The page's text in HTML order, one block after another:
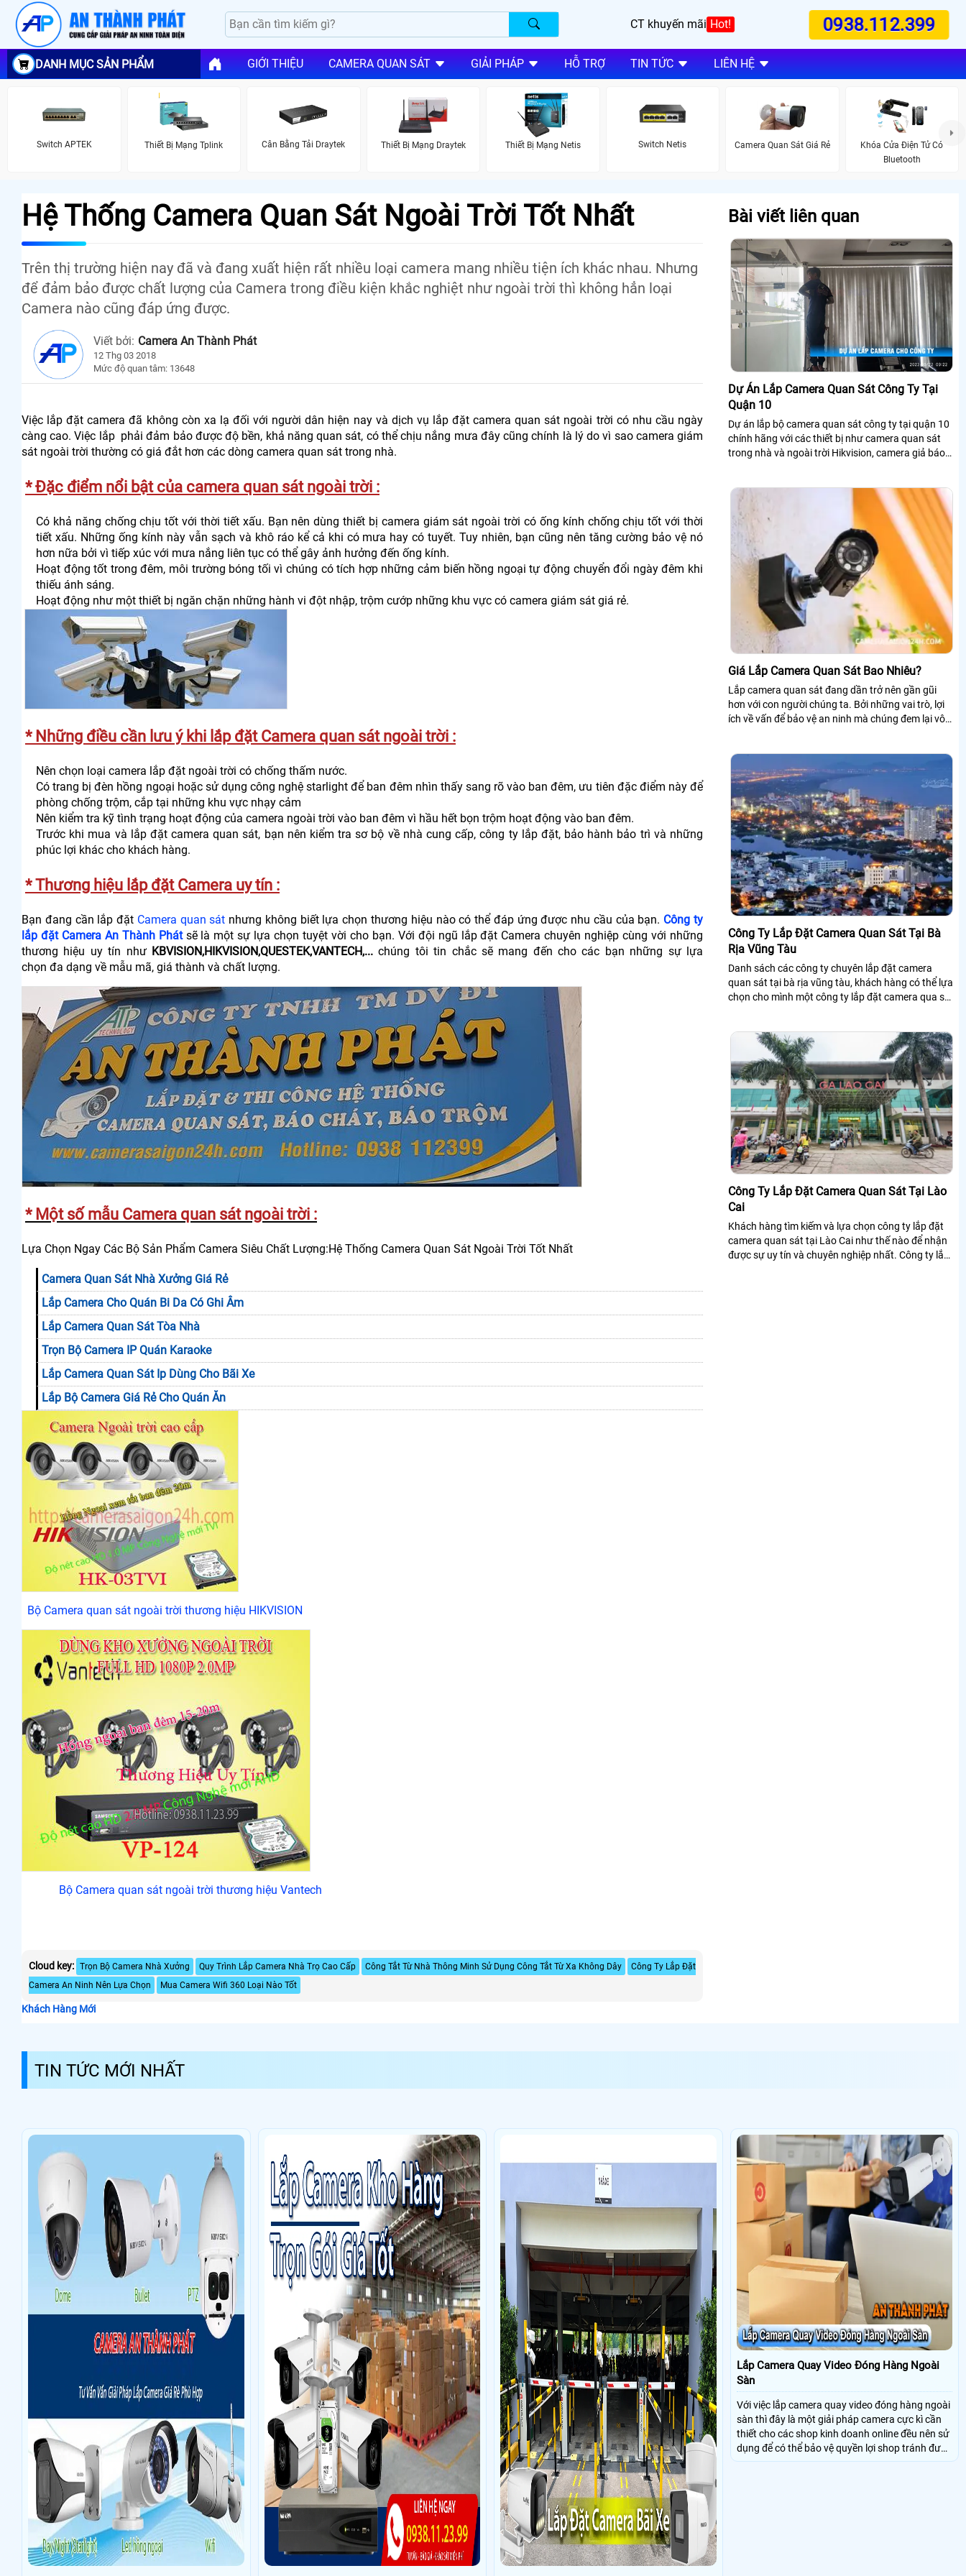
CT khuyến mãi Hot! 0938.112.399
DANH MỤC SẢN PHẨM GIỚI THIỆU CAMERA QUAN SÁT GIẢI PHÁP HỖ TRỢ TIN TỨC LIÊN HỆ
Switch APTEK Thiết Bị Mạng Tplink Cân Bằng Tải Draytek Thiết Bị Mạng Draytek Thiết Bị Mạng Netis Switch Netis Camera Quan Sát Giá Rẻ
Khóa Cửa Điện Tử Có
Bluetooth
Hệ Thống Camera Quan Sát Ngoài Trời Tốt Nhất
Trên thị trường hiện nay đã và đang xuất hiện rất nhiều loại camera mang nhiều tiện ích khác nhau. Nhưng
để đảm bảo được chất lượng của Camera trong điều kiện khắc nghiệt như ngoài trời thì không hẳn loại
Camera nào cũng đáp ứng được.
Viết bởi: Camera An Thành Phát
12 Thg 03 2018
Mức độ quan tâm: 13648
Việc lắp đặt camera đã không còn xa lạ đối với người dân hiện nay và dịch vụ lắp đặt camera quan sát ngoài trời có nhu cầu ngày
càng cao. Việc lắp phải đảm bảo được độ bền, khả năng quan sát, có thể chịu nắng mưa đây cũng chính là lý do vì sao camera giám
sát ngoài trời thường có giá đắt hơn các dòng camera quan sát trong nhà.
* Đặc điểm nổi bật của camera quan sát ngoài trời :
Có khả năng chống chịu tốt với thời tiết xấu. Bạn nên dùng thiết bị camera giám sát ngoài trời có ống kính chống chịu tốt với thời
tiết xấu. Những ống kính này vẫn sạch và khô ráo kể cả khi có mưa hay có tuyết. Tuy nhiên, bạn cũng nên tăng cường bảo vệ nó
hơn nữa bởi vì tiếp xúc với mưa nắng liên tục có thể gây ảnh hưởng đến ống kính.
Hoạt động tốt trong đêm, môi trường bóng tối vì chúng có tích hợp những cảm biến hồng ngoại tự động chuyển đổi ngày đêm khi
thiếu ánh sáng.
Hoạt động như một thiết bị ngăn chặn những hành vi đột nhập, trộm cướp những khu vực có camera giám sát giá rẻ.
* Những điều cần lưu ý khi lắp đặt Camera quan sát ngoài trời :
Nên chọn loại camera lắp đặt ngoài trời có chống thấm nước.
Có trang bị đèn hồng ngoại hoặc sử dụng công nghệ starlight để ban đêm nhìn thấy sang rõ vào ban đêm, ưu tiên đặc điểm này để
phòng chống trộm, cắp tại những khu vực nhạy cảm
Nên kiểm tra kỹ tình trạng hoạt động của camera ngoài trời vào ban đêm vì hầu hết bọn trộm hoạt động vào ban đêm.
Trước khi mua và lắp đặt camera quan sát, bạn nên kiểm tra sơ bộ về nhà cung cấp, công ty lắp đặt, bảo hành bảo trì và những
phúc lợi khác cho khách hàng.
* Thương hiệu lắp đặt Camera uy tín :
Bạn đang cần lắp đặt Camera quan sát nhưng không biết lựa chọn thương hiệu nào có thể đáp ứng được nhu cầu của bạn. Công ty
lắp đặt Camera An Thành Phát sẽ là một sự lựa chọn tuyệt vời cho bạn. Với đội ngũ lắp đặt Camera chuyên nghiệp cùng với những
thương hiệu uy tín như KBVISION,HIKVISION,QUESTEK,VANTECH,...chúng tôi tin chắc sẽ mang đến cho các bạn những sự lựa
chọn đa dạng về mẫu mã, giá thành và chất lượng.
* Một số mẫu Camera quan sát ngoài trời :
Lựa Chọn Ngay Các Bộ Sản Phẩm Camera Siêu Chất Lượng:Hệ Thống Camera Quan Sát Ngoài Trời Tốt Nhất
Camera Quan Sát Nhà Xưởng Giá Rẻ
Lắp Camera Cho Quán Bi Da Có Ghi Âm
Lắp Camera Quan Sát Tòa Nhà
Trọn Bộ Camera IP Quán Karaoke
Lắp Camera Quan Sát Ip Dùng Cho Bãi Xe
Lắp Bộ Camera Giá Rẻ Cho Quán Ăn
Bộ Camera quan sát ngoài trời thương hiệu HIKVISION
Bộ Camera quan sát ngoài trời thương hiệu Vantech
Cloud key: Trọn Bộ Camera Nhà Xưởng Quy Trình Lắp Camera Nhà Trọ Cao Cấp Công Tắt Từ Nhà Thông Minh Sử Dụng Công Tắt Từ Xa Không Dây
Công Ty Lắp Đặt
Camera An Ninh Nên Lựa Chọn
Mua Camera Wifi 360 Loại Nào Tốt
Khách Hàng Mới
Bài viết liên quan
Dự Án Lắp Camera Quan Sát Công Ty Tại
Quận 10
Dự án lắp bộ camera quan sát công ty tại quận 10
chính hãng với các thiết bị như camera quan sát
trong nhà và ngoài trời Hikvision, camera giả báo
Giá Lắp Camera Quan Sát Bao Nhiêu?
Lắp camera quan sát đang dần trở nên gần gũi
hơn với con người chúng ta. Bởi những vai trò, lợi
ích về vấn để bảo vệ an ninh mà chúng đem lại vô
Công Ty Lắp Đặt Camera Quan Sát Tại Bà
Rịa Vũng Tàu
Danh sách các công ty chuyên lắp đặt camera
quan sát tại bà rịa vũng tàu, khách hàng có thể lựa
chọn cho mình một công ty lắp đặt camera qua sát
Công Ty Lắp Đặt Camera Quan Sát Tại Lào
Cai
Khách hàng tìm kiếm và lựa chọn công ty lắp đặt
camera quan sát tại Lào Cai như thế nào để nhận
được sự uy tín và chuyên nghiệp nhất. Công ty lắp
TIN TỨC MỚI NHẤT
Lắp Camera Quay Video Đóng Hàng Ngoài
Sàn
Với việc lắp camera quay video đóng hàng ngoài
sàn thì đây là một giải pháp camera cực kì cần
thiết cho các shop kinh doanh online đều nên sử
dụng để có thể bảo vệ quyền lợi shop tránh được
các tình trạng bị đánh mất cắp hàng hóa